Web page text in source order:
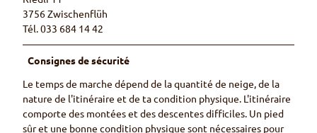
3756 Zwischenflüh
Tél. 033 684 14 42
Consignes de sécurité
Le temps de marche dépend de la quantité de neige, de la
nature de l'itinéraire et de ta condition physique. L'itinéraire
comporte des montées et des descentes difficiles. Un pied
sûr et une bonne condition physique sont nécessaires pour